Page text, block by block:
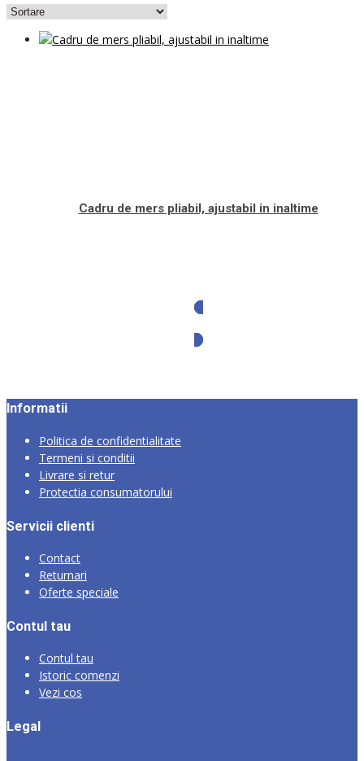
Cadru de mers pliabil, ajustabil in inaltime
Informatii
Politica de confidentialitate
Termeni si conditii
Livrare si retur
Protectia consumatorului
Servicii clienti
Contact
Returnari
Oferte speciale
Contul tau
Contul tau
Istoric comenzi
Vezi cos
Legal